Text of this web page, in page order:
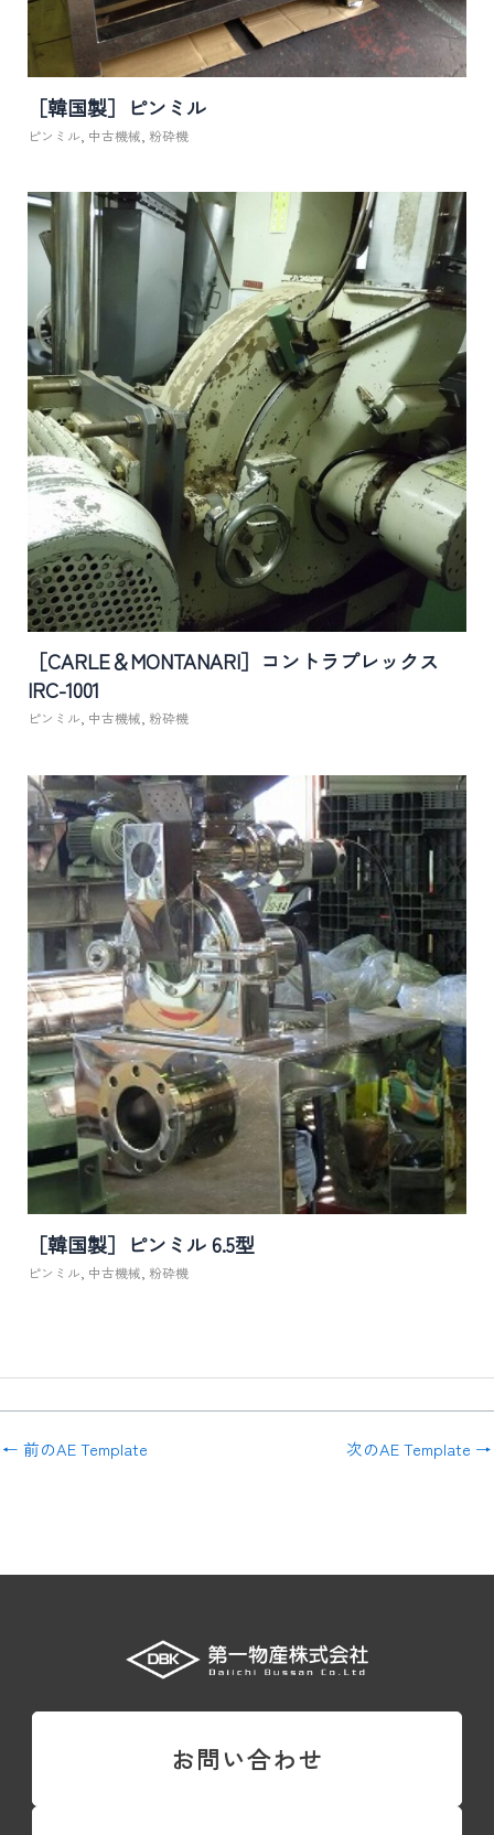
［韓国製］ピンミル
ピンミル 中古機械 粉砕機
［CARLE＆MONTANARI］コントラプレックス
IRC-1001
ピンミル, 中古機械, 粉砕機
［韓国製］ピンミル 6.5型
ピンミル 中古機械 粉砕機
← 前のAE Template 次のAE Template →
お問い合わせ